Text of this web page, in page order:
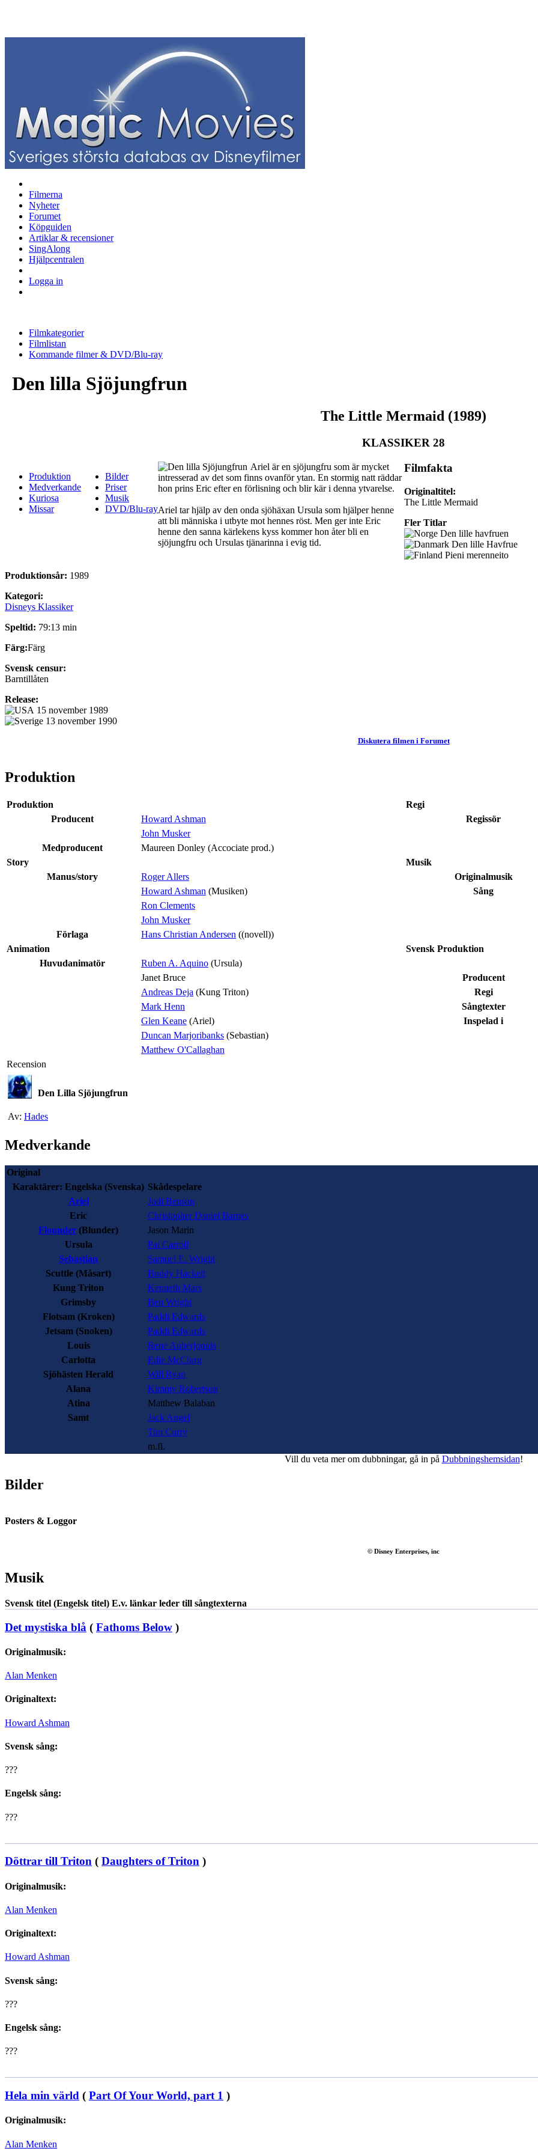
Filmerna
Nyheter
Forumet
Köpguiden
Artiklar & recensioner
SingAlong
Hjälpcentralen
Logga in
Filmkategorier
Filmlistan
Kommande filmer & DVD/Blu-ray
Den lilla Sjöjungfrun
The Little Mermaid (1989)
KLASSIKER 28
Produktion
Medverkande
Kuriosa
Missar
Bilder
Priser
Musik
DVD/Blu-ray
Ariel är en sjöjungfru som är mycket
intresserad av det som finns ovanför ytan. En stormig natt räddar
hon prins Eric efter en förlisning och blir kär i denna ytvarelse.
Ariel tar hjälp av den onda sjöhäxan Ursula som hjälper henne
att bli människa i utbyte mot hennes röst. Men ger inte Eric
henne den sanna kärlekens kyss kommer hon åter bli en
sjöjungfru och Ursulas tjänarinna i evig tid.
Filmfakta
Originaltitel:
The Little Mermaid
Fler Titlar
Den lille havfruen
Den lille Havfrue
Pieni merenneito
Produktionsår: 1989
Kategori:
Disneys Klassiker
Speltid: 79:13 min
Färg:Färg
Svensk censur:
Barntillåten
Release:
15 november 1989
13 november 1990
Diskutera filmen i Forumet
Produktion
Produktion
Regi
Producent
Howard Ashman
Regissör
John Musker
Medproducent
Maureen Donley (Accociate prod.)
Story
Musik
Manus/story
Roger Allers
Originalmusik
Howard Ashman (Musiken)
Sång
Ron Clements
John Musker
Förlaga
Hans Christian Andersen ((novell))
Animation
Svensk Produktion
Huvudanimatör
Ruben A. Aquino (Ursula)
Janet Bruce
Producent
Andreas Deja (Kung Triton)
Regi
Mark Henn
Sångtexter
Glen Keane (Ariel)
Inspelad i
Duncan Marjoribanks (Sebastian)
Matthew O'Callaghan
Recension
Den Lilla Sjöjungfrun
Av: Hades
Medverkande
Original
Karaktärer: Engelska (Svenska) Skådespelare
Ariel
Jodi Benson
Eric
Christopher Daniel Barnes
Flounder (Blunder)
Jason Marin
Ursula
Pat Carroll
Sebastian
Samuel E. Wright
Scuttle (Måsart)
Buddy Hackett
Kung Triton
Kenneth Mars
Grimsby
Ben Wright
Flotsam (Kroken)
Paddi Edwards
Jetsam (Snoken)
Paddi Edwards
Louis
Rene Auberjonois
Carlotta
Edie McClurg
Sjöhästen Herald
Will Ryan
Alana
Kimmy Robertson
Atina
Matthew Balaban
Samt
Jack Angel
Tim Curry
m.fl.
Vill du veta mer om dubbningar, gå in på Dubbningshemsidan!
Bilder
Posters & Loggor
© Disney Enterprises, inc
Musik
Svensk titel (Engelsk titel) E.v. länkar leder till sångtexterna
Det mystiska blå ( Fathoms Below )
Originalmusik:
Alan Menken
Originaltext:
Howard Ashman
Svensk sång:
???
Engelsk sång:
???
Döttrar till Triton ( Daughters of Triton )
Originalmusik:
Alan Menken
Originaltext:
Howard Ashman
Svensk sång:
???
Engelsk sång:
???
Hela min värld ( Part Of Your World, part 1 )
Originalmusik:
Alan Menken